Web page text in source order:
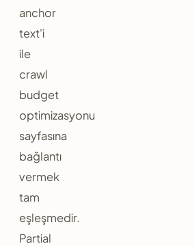
anchor
text'i
ile
crawl
budget
optimizasyonu
sayfasına
bağlantı
vermek
tam
eşleşmedir.
Partial